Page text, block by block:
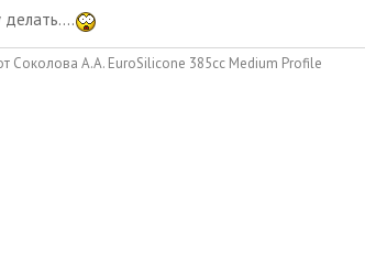
делать....
Соколова А.А. EuroSilicone 385сс Medium Profile